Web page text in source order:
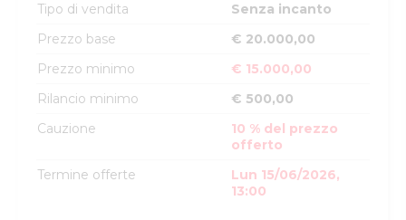
Tipo di vendita
Senza incanto
Prezzo base
€ 20.000,00
Prezzo minimo
€ 15.000,00
Rilancio minimo
€ 500,00
Cauzione
10 % del prezzo
offerto
Termine offerte
Lun 15/06/2026,
13:00